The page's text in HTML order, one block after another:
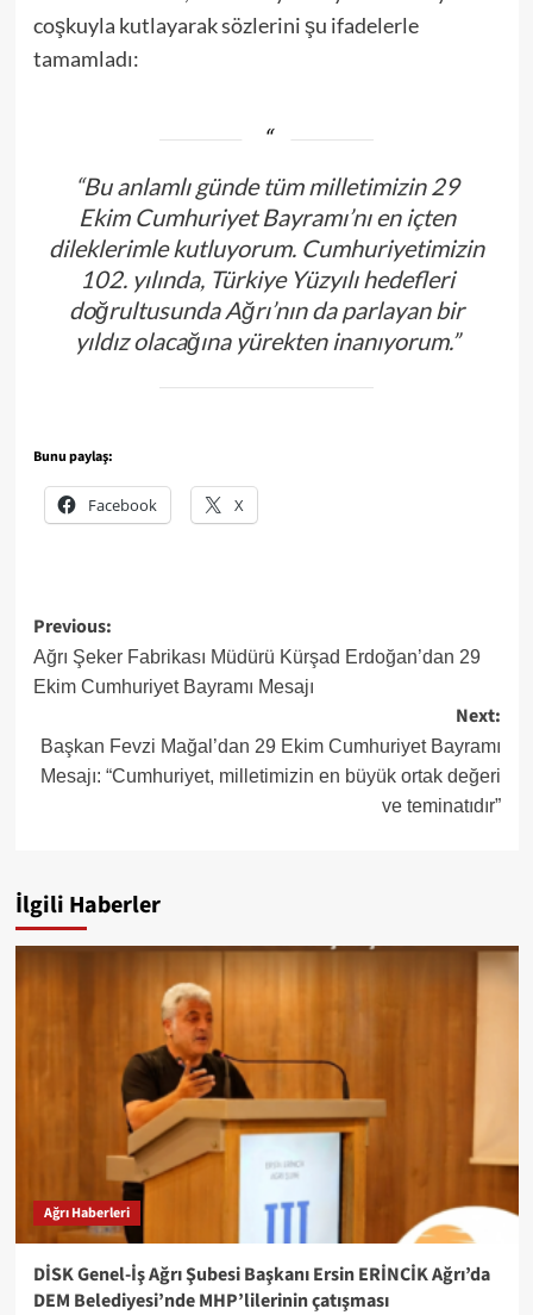
coşkuyla kutlayarak sözlerini şu ifadelerle
tamamladı:
“Bu anlamlı günde tüm milletimizin 29
Ekim Cumhuriyet Bayramı’nı en içten
dileklerimle kutluyorum. Cumhuriyetimizin
102. yılında, Türkiye Yüzyılı hedefleri
doğrultusunda Ağrı’nın da parlayan bir
yıldız olacağına yürekten inanıyorum.”
Bunu paylaş:
Facebook X
Post
navigation
Previous:
Ağrı Şeker Fabrikası Müdürü Kürşad Erdoğan’dan 29
Ekim Cumhuriyet Bayramı Mesajı
Next:
Başkan Fevzi Mağal’dan 29 Ekim Cumhuriyet Bayramı
Mesajı: “Cumhuriyet, milletimizin en büyük ortak değeri
ve teminatıdır”
İlgili Haberler
Ağrı Haberleri
DİSK Genel-İş Ağrı Şubesi Başkanı Ersin ERİNCİK Ağrı’da
DEM Belediyesi’nde MHP’lilerinin çatışması